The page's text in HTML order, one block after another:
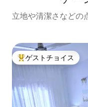
立地や清潔さなどの
大好評のゲストチョイ
ゲストチョイス